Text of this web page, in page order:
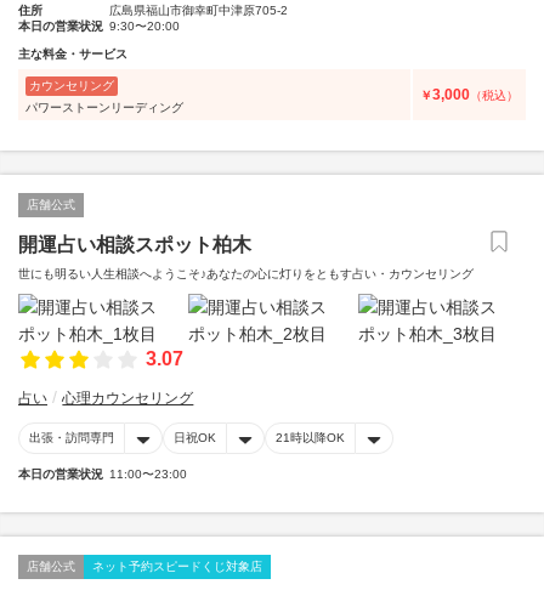
住所
広島県福山市御幸町中津原705-2
本日の営業状況 9:30〜20:00
主な料金・サービス
カウンセリング
パワーストーンリーディング
￥3,000 （税込）
店舗公式
開運占い相談スポット柏木
世にも明るい人生相談へようこそ♪あなたの心に灯りをともす占い・カウンセリング
3.07
占い 心理カウンセリング
出張・訪問専門 日祝OK 21時以降OK
本日の営業状況 11:00〜23:00
店舗公式 ネット予約スピードくじ対象店